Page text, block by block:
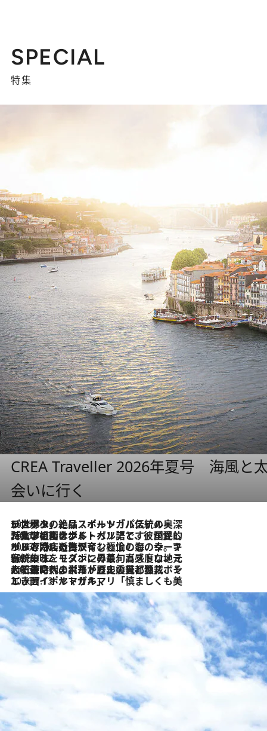
SPECIAL
特集
CREA Traveller 2026年夏号 海風と
会いに行く
2026.8.8
リスボンの絶品スイーツ「パステル・デ・ナタ」とは？ポルトガル伝統の奥深い世界へ
2026.7.27
「私の祖国はポルトガル語です」国民的詩人フェルナンド・ペソアと、彼が愛した文学の街を歩く
2026.7.26
ポルトガル近海が育む極上の海の幸。キリリと冷えた白ワインと愉しむ、シーフード専門店の贅沢
2026.7.22
伝統の味をモダンに昇華。高感度な地元客が集う、リスボンの最旬ガストロノミー
2026.7.21
大航海時代の栄華から、震災、独裁、そして革命へ。ポルトガル・首都リスボンの石畳に刻まれた「歴史の光と影」
2026.7.13
エッセイ・ヤマザキマリ「慎ましくも美しき国 ポルトガル」